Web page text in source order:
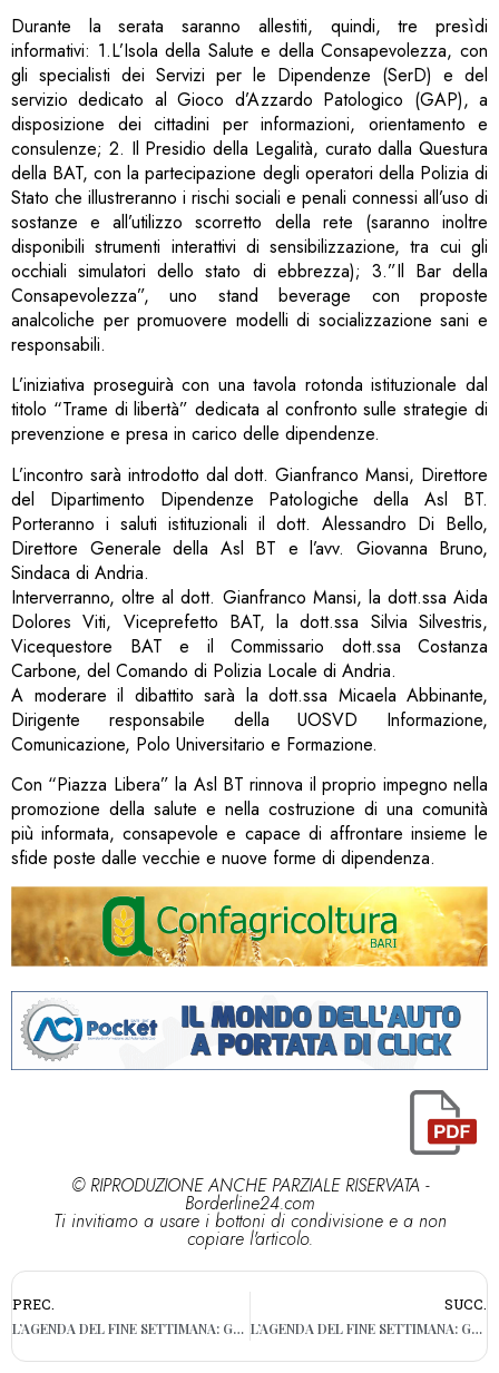
Durante la serata saranno allestiti, quindi, tre presìdi
informativi: 1.L’Isola della Salute e della Consapevolezza, con
gli specialisti dei Servizi per le Dipendenze (SerD) e del
servizio dedicato al Gioco d’Azzardo Patologico (GAP), a
disposizione dei cittadini per informazioni, orientamento e
consulenze; 2. Il Presidio della Legalità, curato dalla Questura
della BAT, con la partecipazione degli operatori della Polizia di
Stato che illustreranno i rischi sociali e penali connessi all’uso di
sostanze e all’utilizzo scorretto della rete (saranno inoltre
disponibili strumenti interattivi di sensibilizzazione, tra cui gli
occhiali simulatori dello stato di ebbrezza); 3.”Il Bar della
Consapevolezza”, uno stand beverage con proposte
analcoliche per promuovere modelli di socializzazione sani e
responsabili.
L’iniziativa proseguirà con una tavola rotonda istituzionale dal
titolo “Trame di libertà” dedicata al confronto sulle strategie di
prevenzione e presa in carico delle dipendenze.
L’incontro sarà introdotto dal dott. Gianfranco Mansi, Direttore
del Dipartimento Dipendenze Patologiche della Asl BT.
Porteranno i saluti istituzionali il dott. Alessandro Di Bello,
Direttore Generale della Asl BT e l’avv. Giovanna Bruno,
Sindaca di Andria.
Interverranno, oltre al dott. Gianfranco Mansi, la dott.ssa Aida
Dolores Viti, Viceprefetto BAT, la dott.ssa Silvia Silvestris,
Vicequestore BAT e il Commissario dott.ssa Costanza
Carbone, del Comando di Polizia Locale di Andria.
A moderare il dibattito sarà la dott.ssa Micaela Abbinante,
Dirigente responsabile della UOSVD Informazione,
Comunicazione, Polo Universitario e Formazione.
Con “Piazza Libera” la Asl BT rinnova il proprio impegno nella
promozione della salute e nella costruzione di una comunità
più informata, consapevole e capace di affrontare insieme le
sfide poste dalle vecchie e nuove forme di dipendenza.
© RIPRODUZIONE ANCHE PARZIALE RISERVATA -
Borderline24.com
Ti invitiamo a usare i bottoni di condivisione e a non
copiare l'articolo.
PREC.
L’AGENDA DEL FINE SETTIMANA: GLI APPUNTAMENTI (GRATUITI) A BARI DAL 26 AL 28 GIUGNO
SUCC.
L’AGENDA DEL FINE SETTIMANA: GLI APPUNTAMENTI (GRATUITI) A BARI E PROVINCIA DAL 3 AL 5 LUGLIO